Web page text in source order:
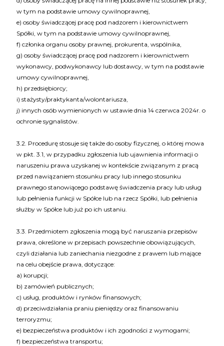
w tym na podstawie umowy cywilnoprawnej,
e) osoby świadczącej pracę pod nadzorem i kierownictwem
Spółki, w tym na podstawie umowy cywilnoprawnej,
f) członka organu osoby prawnej, prokurenta, wspólnika,
g) osoby świadczącej pracę pod nadzorem i kierownictwem
wykonawcy, podwykonawcy lub dostawcy, w tym na podstawie
umowy cywilnoprawnej,
h) przedsiębiorcy;
i) stażysty/praktykanta/wolontariusza,
j) innych osób wymienionych w ustawie dnia 14 czerwca 2024r. o
ochronie sygnalistów.
3.2. Procedurę stosuje się także do osoby fizycznej, o której mowa
w pkt. 3.1, w przypadku zgłoszenia lub ujawnienia informacji o
naruszeniu prawa uzyskanej w kontekście związanym z pracą
przed nawiązaniem stosunku pracy lub innego stosunku
prawnego stanowiącego podstawę świadczenia pracy lub usług
lub pełnienia funkcji w Spółce lub na rzecz Spółki, lub pełnienia
służby w Spółce lub już po ich ustaniu.
3.3. Przedmiotem zgłoszenia mogą być naruszania przepisów
prawa, określone w przepisach powszechnie obowiązujących,
czyli działania lub zaniechania niezgodne z prawem lub mające
na celu obejście prawa, dotyczące:
a) korupcji;
b) zamówień publicznych;
c) usług, produktów i rynków finansowych;
d) przeciwdziałania praniu pieniędzy oraz finansowaniu
terroryzmu;
e) bezpieczeństwa produktów i ich zgodności z wymogami;
f) bezpieczeństwa transportu;